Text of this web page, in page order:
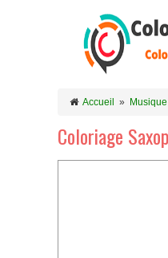
Accueil » Musique
Coloriage